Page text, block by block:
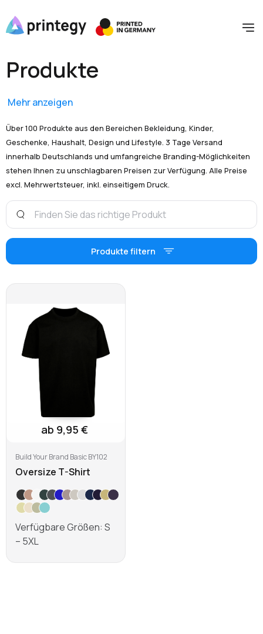
Produkte
Mehr anzeigen
Über 100 Produkte aus den Bereichen Bekleidung, Kinder,
Geschenke, Haushalt, Design und Lifestyle. 3 Tage Versand
innerhalb Deutschlands und umfangreiche Branding-Möglichkeiten
stehen Ihnen zu unschlagbaren Preisen zur Verfügung. Alle Preise
excl. Mehrwertsteuer, inkl. einseitigem Druck.
Produkte filtern
ab 9,95 €
Build Your Brand Basic BY102
Oversize T-Shirt
Verfügbare Größen: S
– 5XL